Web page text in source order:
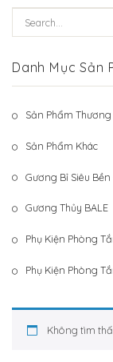
Gương Thủy BALE
Sản Phẩm Khác
Hệ Thống Khách
Danh Mục Sản
Sản Phẩm
Sản Phẩm Khác
Gương Bỉ Siêu Bền
Gương Thủy BALE
Phụ Kiện Phòng
Phụ Kiện Phòng
Không tìm